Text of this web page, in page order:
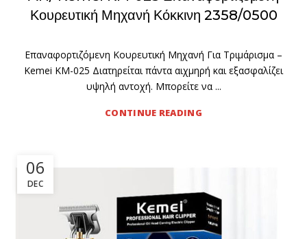
Κουρευτική Μηχανή Κόκκινη 2358/0500
Επαναφορτιζόμενη Κουρευτική Μηχανή Για Τριμάρισμα –
Kemei KM-025 Διατηρείται πάντα αιχμηρή και εξασφαλίζει
υψηλή αντοχή. Μπορείτε να ...
CONTINUE READING
06
DEC